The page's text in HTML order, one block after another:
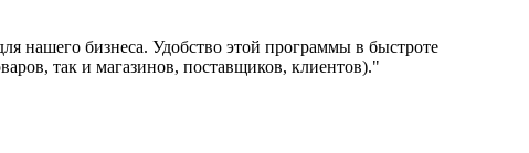
нашего бизнеса. Удобство этой программы в быстроте
так и магазинов, поставщиков, клиентов)."